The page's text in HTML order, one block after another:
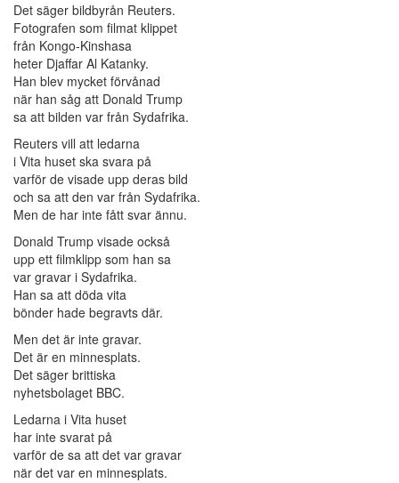
Det säger bildbyrån Reuters.
Fotografen som filmat klippet
från Kongo-Kinshasa
heter Djaffar Al Katanky.
Han blev mycket förvånad
när han såg att Donald Trump
sa att bilden var från Sydafrika.
Reuters vill att ledarna
i Vita huset ska svara på
varför de visade upp deras bild
och sa att den var från Sydafrika.
Men de har inte fått svar ännu.
Donald Trump visade också
upp ett filmklipp som han sa
var gravar i Sydafrika.
Han sa att döda vita
bönder hade begravts där.
Men det är inte gravar.
Det är en minnesplats.
Det säger brittiska
nyhetsbolaget BBC.
Ledarna i Vita huset
har inte svarat på
varför de sa att det var gravar
när det var en minnesplats.